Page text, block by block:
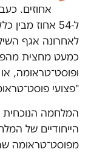
אחוזים.
ל-54 אחוז
לאחרונה אגף
כמעט מחצית
ופוסט־טראומה,
"פצועי
המלחמה הנוכחית
הייחודיים של